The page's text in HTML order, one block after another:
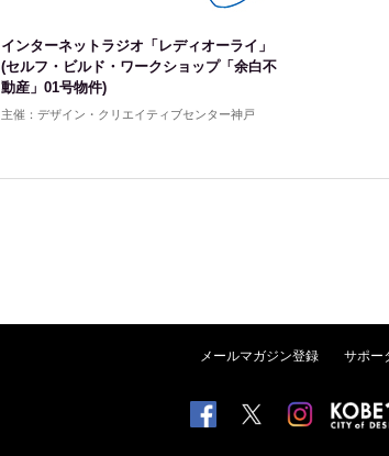
インターネットラジオ「レディオーライ」
(セルフ・ビルド・ワークショップ「余白不
動産」01号物件)
主催：デザイン・クリエイティブセンター神戸
メールマガジン登録 サポー